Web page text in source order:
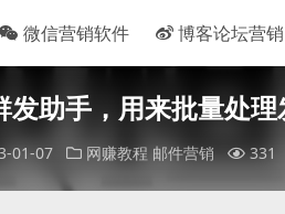
微信营销软件 博客论坛营销
发助手，用来批量处理
01-07 网赚教程 邮件营销 331